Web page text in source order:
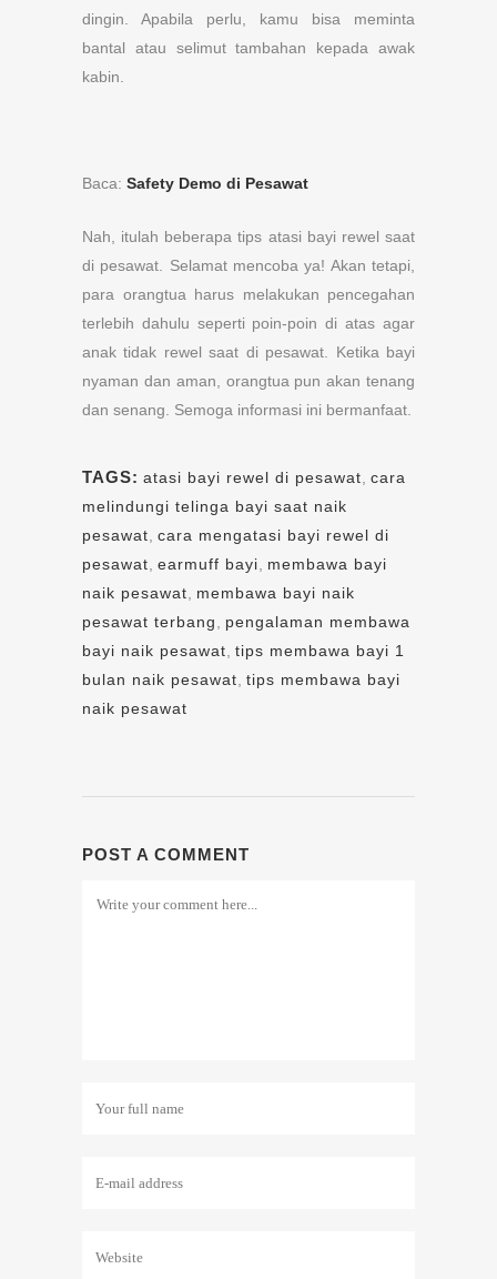
dingin. Apabila perlu, kamu bisa meminta
bantal atau selimut tambahan kepada awak
kabin.
Baca: Safety Demo di Pesawat
Nah, itulah beberapa tips atasi bayi rewel saat
di pesawat. Selamat mencoba ya! Akan tetapi,
para orangtua harus melakukan pencegahan
terlebih dahulu seperti poin-poin di atas agar
anak tidak rewel saat di pesawat. Ketika bayi
nyaman dan aman, orangtua pun akan tenang
dan senang. Semoga informasi ini bermanfaat.
TAGS: atasi bayi rewel di pesawat cara
melindungi telinga bayi saat naik
pesawat cara mengatasi bayi rewel di
pesawat earmuff bayi
membawa bayi
naik pesawat
membawa bayi naik
pesawat terbang
pengalaman membawa
bayi naik pesawat tips membawa bayi 1
bulan naik pesawat tips membawa bayi
naik pesawat
POST A COMMENT